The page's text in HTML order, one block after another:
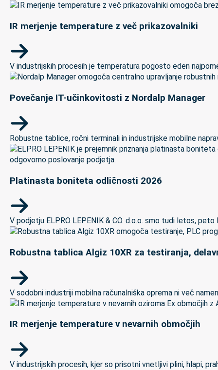
IR merjenje temperature z več prikazovalniki
V industrijskih procesih je temperatura pogosto eden
Povečanje IT-učinkovitosti z Nordalp Manager
Robustne tablice, ročni terminali in industrijske mobilne
Platinasta boniteta odličnosti 2026
V podjetju ELPRO LEPENIK & CO. d.o.o. smo tudi letos,
Robustna tablica Algiz 10XR za testiranja,
V sodobni industriji mobilna računalniška oprema ni več
IR merjenje temperature v nevarnih območjih
V industrijskih procesih, kjer so prisotni vnetljivi plini, hlapi,